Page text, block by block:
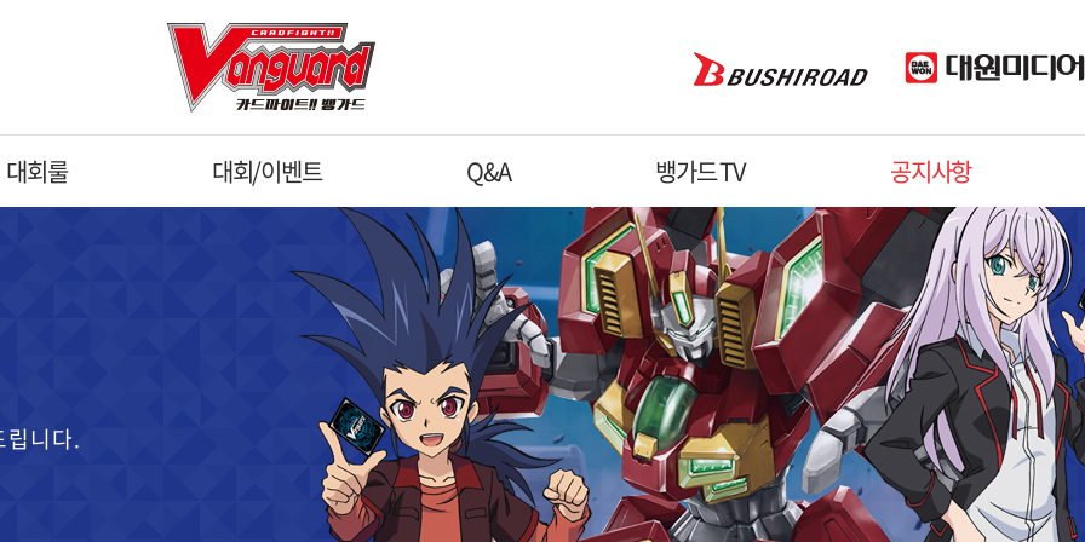
대회룰 대회/이벤트 Q&A 뱅가드 TV 공지사항
니다.